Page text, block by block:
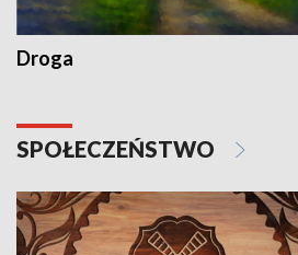
Droga
SPOŁECZEŃSTWO